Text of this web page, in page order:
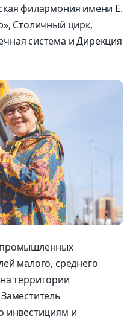
филармония имени Е.
Столичный цирк,
система и Дирекция
промышленных
малого, среднего
территории
инвестициям и